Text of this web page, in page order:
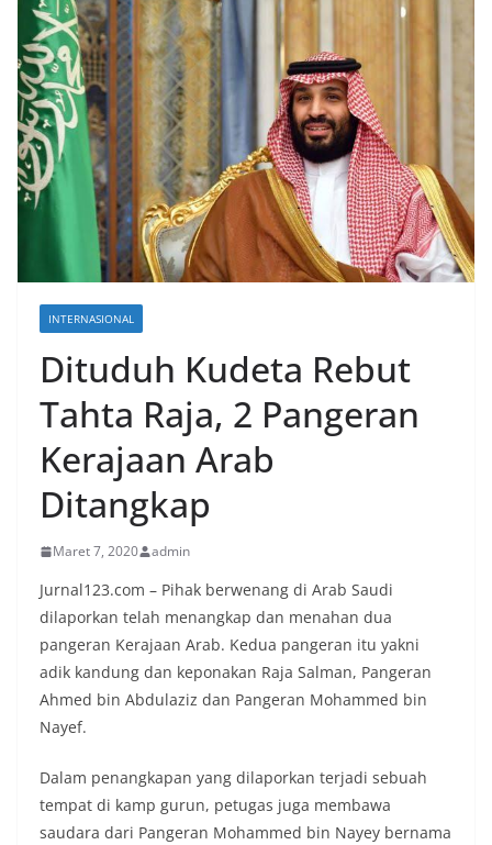
INTERNASIONAL
Dituduh Kudeta Rebut
Tahta Raja, 2 Pangeran
Kerajaan Arab
Ditangkap
Maret 7, 2020 admin
Jurnal123.com – Pihak berwenang di Arab Saudi
dilaporkan telah menangkap dan menahan dua
pangeran Kerajaan Arab. Kedua pangeran itu yakni
adik kandung dan keponakan Raja Salman, Pangeran
Ahmed bin Abdulaziz dan Pangeran Mohammed bin
Nayef.
Dalam penangkapan yang dilaporkan terjadi sebuah
tempat di kamp gurun, petugas juga membawa
saudara dari Pangeran Mohammed bin Nayey bernama